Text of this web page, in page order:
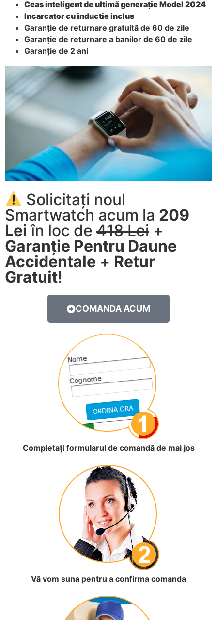
Ceas inteligent de ultimă generație Model 2024
Incarcator cu inductie inclus
Garanție de returnare gratuită de 60 de zile
Garanție de returnare a banilor de 60 de zile
Garanție de 2 ani
Solicitați noul
Smartwatch acum la 209
Lei în loc de 418 Lei +
Garanție Pentru Daune
Accidentale + Retur
Gratuit!
COMANDA ACUM
Completați formularul de comandă de mai jos
Vă vom suna pentru a confirma comanda